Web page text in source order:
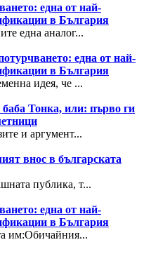
една от най-
в България
една аналог...
една от най-
в България
идея, че ...
Тонка, или: първо ги
и аргумент...
внос в българската
публика, т...
една от най-
в България
им:Обичайния...